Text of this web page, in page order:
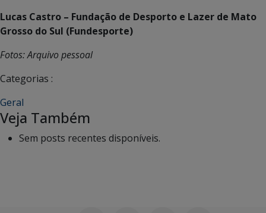
Lucas Castro – Fundação de Desporto e Lazer de Mato
Grosso do Sul (Fundesporte)
Fotos: Arquivo pessoal
Categorias :
Geral
Veja Também
Sem posts recentes disponíveis.